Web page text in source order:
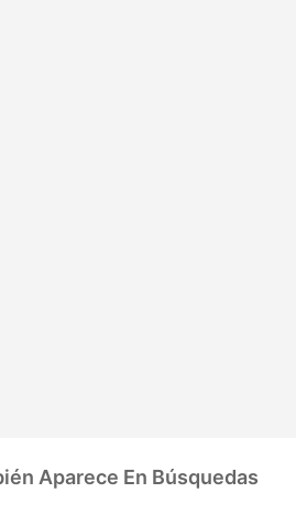
Aparece En Búsquedas